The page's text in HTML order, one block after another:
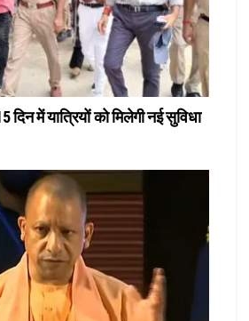
दिन में यात्रियों को मिलेगी नई सुविधा